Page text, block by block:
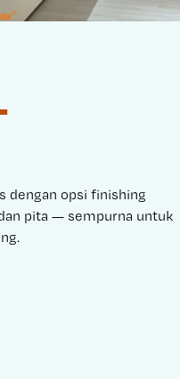
dengan opsi finishing
pita — sempurna untuk